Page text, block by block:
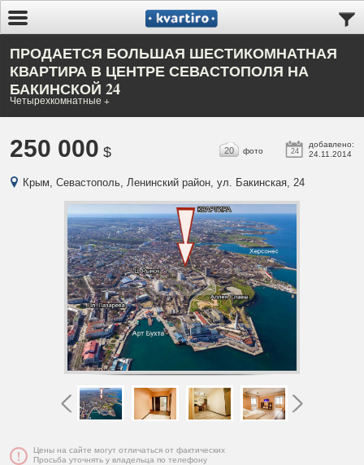
ПРОДАЕТСЯ БОЛЬШАЯ ШЕСТИКОМНАТНАЯ
КВАРТИРА В ЦЕНТРЕ СЕВАСТОПОЛЯ НА
БАКИНСКОЙ 24
Четырехкомнатные +
250 000 $ 24
добавлено:
24.11.2014
20 фото
Крым, Севастополь, Ленинский район, ул. Бакинская, 24
Цены на сайте могут отличаться от фактических
Просьба уточнять у владельца по телефону